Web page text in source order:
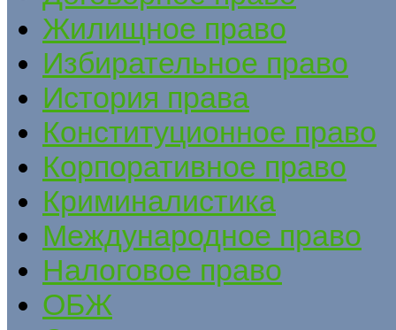
Жилищное право
Избирательное право
История права
Конституционное право
Корпоративное право
Криминалистика
Международное право
Налоговое право
ОБЖ